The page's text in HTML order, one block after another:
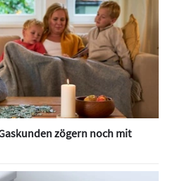
zögern noch mit